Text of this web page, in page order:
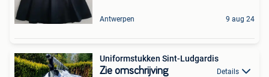
Antwerpen 9 aug 24
Uniformstukken Sint-Ludgardis
Zie omschrijving Details